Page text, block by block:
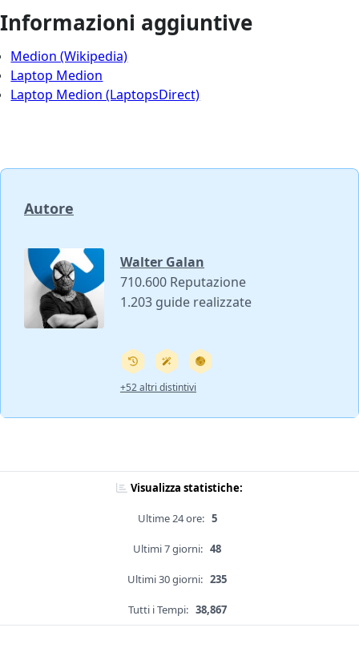
Informazioni aggiuntive
Medion (Wikipedia)
Laptop Medion
Laptop Medion (LaptopsDirect)
Autore
Walter Galan
710.600 Reputazione
1.203 guide realizzate
+52 altri distintivi
Visualizza statistiche:
Ultime 24 ore: 5
Ultimi 7 giorni: 48
Ultimi 30 giorni: 235
Tutti i Tempi: 38,867